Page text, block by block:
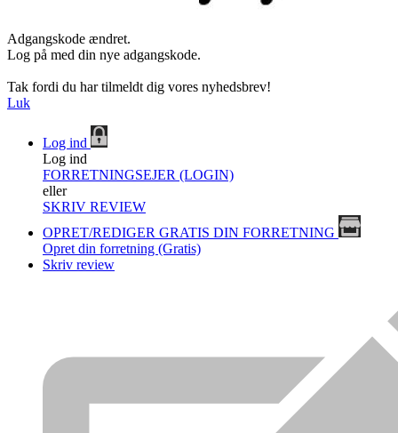
Adgangskode ændret.
Log på med din nye adgangskode.
Tak fordi du har tilmeldt dig vores nyhedsbrev!
Luk
Log ind
Log ind
FORRETNINGSEJER (LOGIN)
eller
SKRIV REVIEW
OPRET/REDIGER GRATIS DIN FORRETNING
Opret din forretning (Gratis)
Skriv review